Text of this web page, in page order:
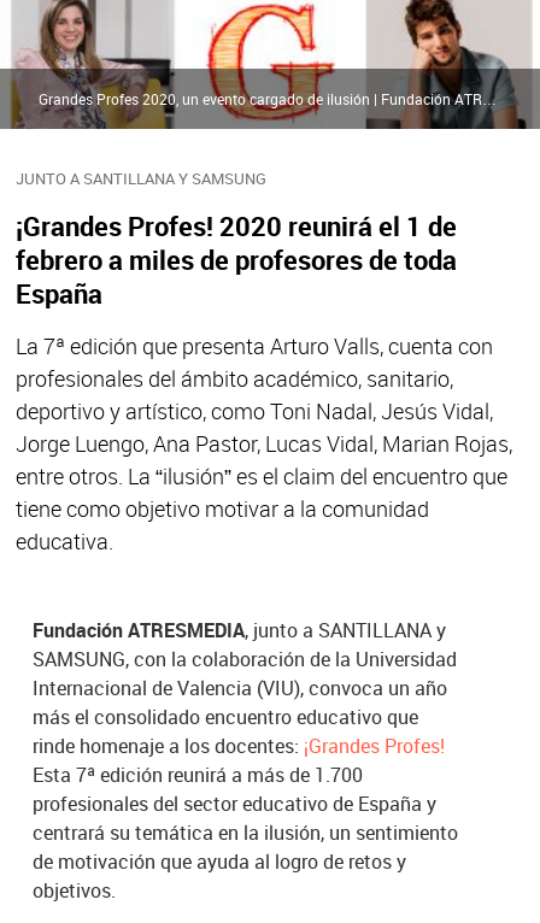
JUNTO A SANTILLANA Y SAMSUNG
¡Grandes Profes! 2020 reunirá el 1 de
febrero a miles de profesores de toda
España
La 7ª edición que presenta Arturo Valls, cuenta con
profesionales del ámbito académico, sanitario,
deportivo y artístico, como Toni Nadal, Jesús Vidal,
Jorge Luengo, Ana Pastor, Lucas Vidal, Marian Rojas,
entre otros. La “ilusión” es el claim del encuentro que
tiene como objetivo motivar a la comunidad
educativa.
Grandes Profes 2020, un evento cargado de ilusión | Fundación ATRESMEDIA
Fundación ATRESMEDIA, junto a SANTILLANA y
SAMSUNG, con la colaboración de la Universidad
Internacional de Valencia (VIU), convoca un año
más el consolidado encuentro educativo que
rinde homenaje a los docentes: ¡Grandes Profes!
Esta 7ª edición reunirá a más de 1.700
profesionales del sector educativo de España y
centrará su temática en la ilusión, un sentimiento
de motivación que ayuda al logro de retos y
objetivos.